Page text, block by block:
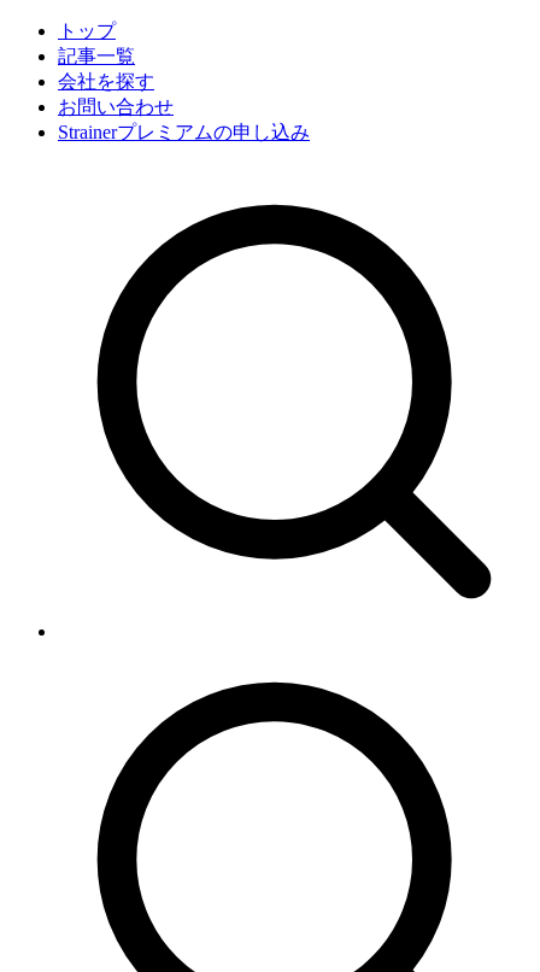
トップ
記事一覧
会社を探す
お問い合わせ
Strainerプレミアムの申し込み